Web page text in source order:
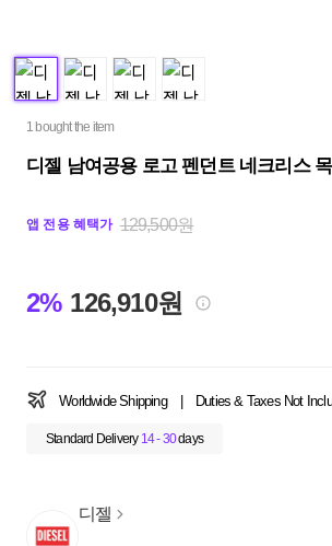
1 bought the item
디젤 남여공용 로고 펜던트 네크리스 목
앱 전용 혜택가 129,500원
2% 126,910원
Worldwide Shipping Duties & Taxes Not
Standard Delivery 14 - 30days
디젤